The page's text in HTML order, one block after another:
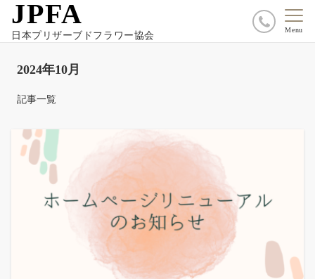
JPFA
日本プリザーブドフラワー協会
Menu
2024年10月
記事一覧